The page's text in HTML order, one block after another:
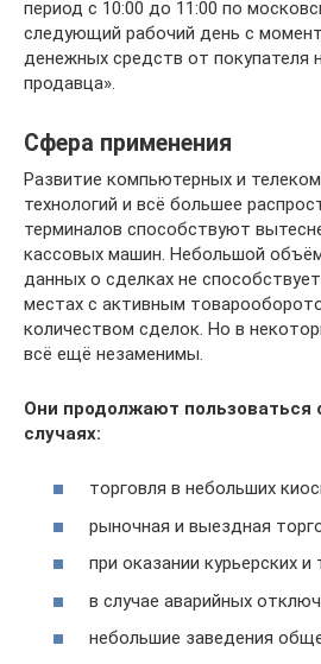
период с 10:00 до 11:00 по
следующий рабочий день с
денежных средств от покупателя
продавца».
Сфера применения
Развитие компьютерных и
технологий и всё большее
терминалов способствуют
кассовых машин. Небольшой
данных о сделках не
местах с активным
количеством сделок. Но в
всё ещё незаменимы.
Они продолжают пользоваться
случаях:
торговля в небольших
рыночная и выездная
при оказании курьерских и
в случае аварийных
небольшие заведения